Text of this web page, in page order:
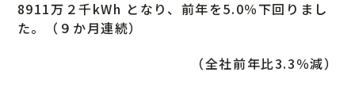
8911万２千kWh となり、前年を5.0％下回りまし
た。（９か月連続）
（全社前年比3.3％減）